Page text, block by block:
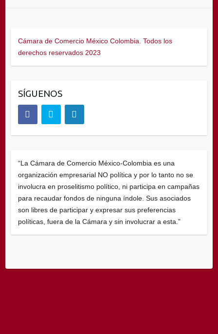
Cámara de Comercio México Colombia. Todos los
derechos reservados 2023
SÍGUENOS
“La Cámara de Comercio México-Colombia es una
organización empresarial NO política y por lo tanto no se
involucra en proselitismo político, ni participa en campañas
para recaudar fondos de ninguna índole. Sus asociados
son libres de participar y expresar sus preferencias
políticas, fuera de la Cámara y sin involucrar a esta.”